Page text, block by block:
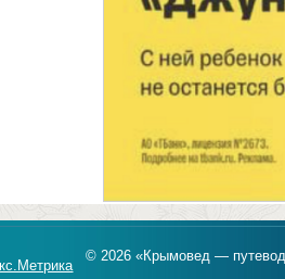
© 2026 «Крымовед —